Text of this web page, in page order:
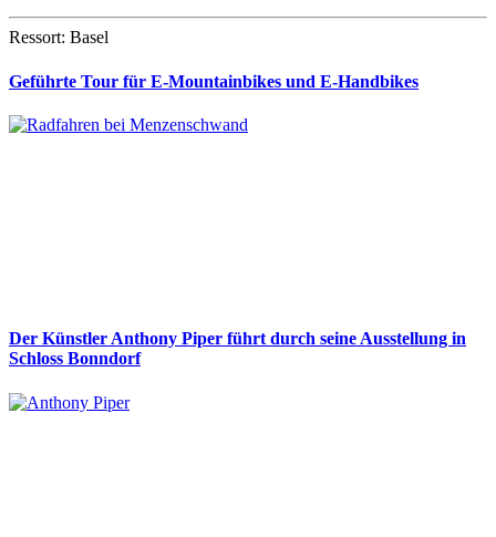
Ressort: Basel
Geführte Tour für E-Mountainbikes und E-Handbikes
Der Künstler Anthony Piper führt durch seine Ausstellung in
Schloss Bonndorf